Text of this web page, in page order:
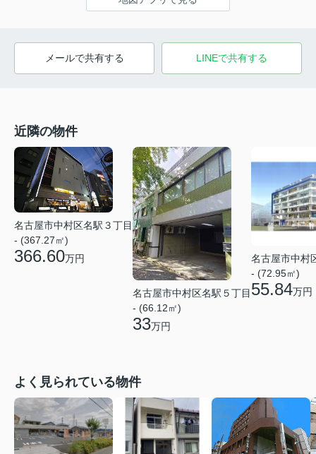
メールで共有する LINEで共有する
近隣の物件
名古屋市中村区名駅３丁目
- (367.27㎡)
366.60万円
名古屋市中村区名駅５丁目
- (66.12㎡)
33万円
名古屋市中村
- (72.95㎡)
55.84万円
よく見られている物件